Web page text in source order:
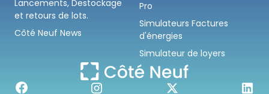
Lancements, Destockage
et retours de lots.
Côté Neuf News
Pro
Simulateurs Factures
d'énergies
Simulateur de loyers